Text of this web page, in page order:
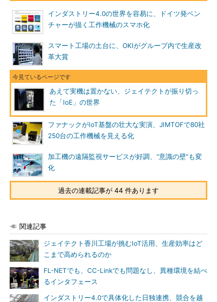
インダストリー4.0の世界を容易に、ドイツ発ベン
チャーが描く工作機械のスマホ化
スマート工場の土台に、OKIがグループ内で生産改
革大賞
あえて実機は置かない、ジェイテクトが振り切っ
た「IoE」の世界
ファナックがIoT基盤の壮大な実演、JIMTOFで80社
250台の工作機械を見える化
加工機の遠隔監視サービスが好調、“意識の壁”も変
化
過去の連載記事が 44 件あります
関連記事
ジェイテクト香川工場が挑むIoT活用、生産効率はど
こまで高められるのか
FL-NETでも、CC-Linkでも問題なし、異種環境を結べ
るインタフェース
インダストリー4.0で具体化した日独連携、競合を越